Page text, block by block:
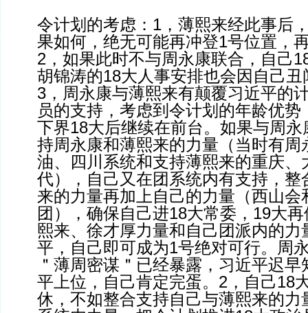
令计划的考虑：1，薄熙来经此事后
果如何，绝无可能再冲登1号位置，
2，如果此时不与周永康联合，自己
胡锦涛的18大人事安排也会因自己
3，周永康与薄熙来有颠覆习近平的
员的支持，考虑到令计划的年龄优势
下界18大后继续在前台。如果与周
持周永康和薄熙来的力量（当时有周
油、四川系统和支持薄熙来的重庆、
代），自己又在团系统内有支持，整
来的力量再加上自己的力量（西山会
团），确保自己进18大常委，19大
熙来、徐才厚力量和自己团派内的力
平，自己即可成为1号绝对可行。周
＂薄周密谋＂已经暴露，习近平迟
平上位，自己肯定完蛋。2，自己18
休，不如整合支持自己与薄熙来的力